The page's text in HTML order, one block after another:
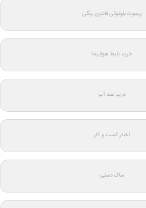
ریموت بلوتوثی فانتزی رنگی
خرید بلیط هواپیما
درب ضد آب
اخبار کسب و کار
ساک دستی